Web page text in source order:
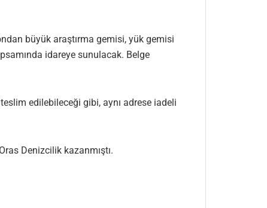
büyük araştırma gemisi, yük gemisi
idareye sunulacak. Belge
edilebileceği gibi, aynı adrese iadeli
Denizcilik kazanmıştı.